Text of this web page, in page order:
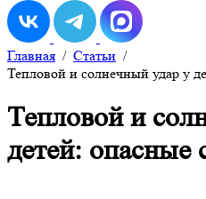
Главная / Статьи /
Тепловой и солнечный удар у
Тепловой и
детей: